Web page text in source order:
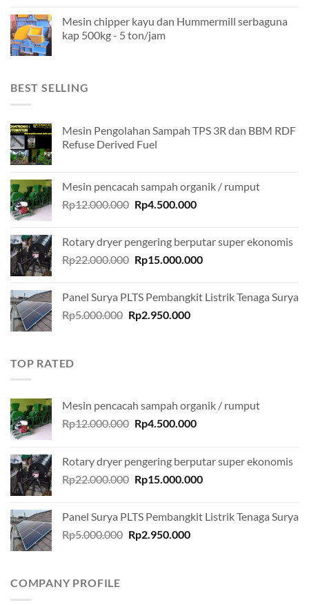
Mesin chipper kayu dan Hummermill serbaguna
kap 500kg - 5 ton/jam
BEST SELLING
Mesin Pengolahan Sampah TPS 3R dan BBM RDF
Refuse Derived Fuel
Mesin pencacah sampah organik / rumput
Rp12.000.000 Original
Rp12.000.000.
Rp4.500.000Current
Rp4.500.000.
Rotary dryer pengering berputar super ekonomis
Rp22.000.000 Original
Rp22.000.000.
Rp15.000.000Current
Rp15.000.000.
Panel Surya PLTS Pembangkit Listrik Tenaga Surya
Rp5.000.000 Original
Rp2.950.000Current
TOP RATED
Mesin pencacah sampah organik / rumput
Rp12.000.000 Original
Rp12.000.000.
Rp4.500.000Current
Rp4.500.000.
Rotary dryer pengering berputar super ekonomis
Rp22.000.000 Original
Rp22.000.000.
Rp15.000.000Current
Rp15.000.000.
Panel Surya PLTS Pembangkit Listrik Tenaga Surya
Rp5.000.000 Original
Rp2.950.000Current
COMPANY PROFILE